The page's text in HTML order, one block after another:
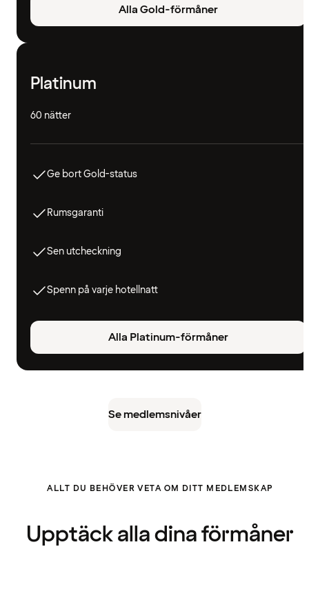
Alla Gold-förmåner
Platinum
60 nätter
Ge bort Gold-status
Rumsgaranti
Sen utcheckning
Spenn på varje hotellnatt
Alla Platinum-förmåner
Se medlemsnivåer
ALLT DU BEHÖVER VETA OM DITT MEDLEMSKAP
Upptäck alla dina förmåner